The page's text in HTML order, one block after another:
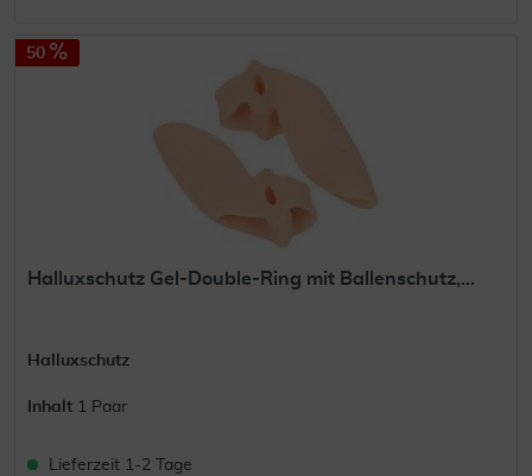
50
Halluxschutz Gel-Double-Ring mit Ballenschutz,...
Halluxschutz
Inhalt 1 Paar
Lieferzeit 1-2 Tage